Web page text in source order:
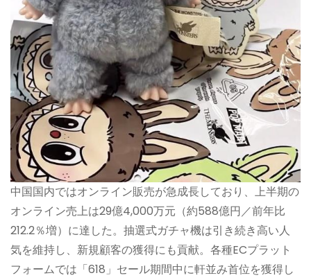
中国国内ではオンライン販売が急成長しており、上半期の
オンライン売上は29億4,000万元（約588億円／前年比
212.2％増）に達した。抽選式ガチャ機は引き続き高い人
気を維持し、新規顧客の獲得にも貢献。各種ECプラット
フォームでは「618」セール期間中に軒並み首位を獲得し